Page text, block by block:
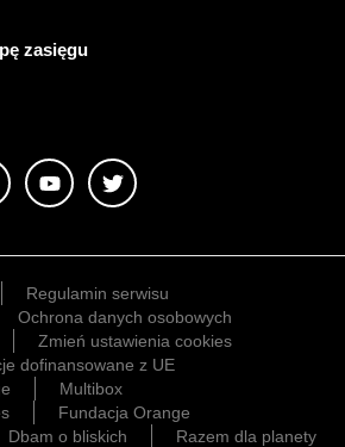
zasięgu
Regulamin serwisu
Ochrona danych osobowych
Zmień ustawienia cookies
dofinansowane z UE
Multibox
Fundacja Orange
Dbam o bliskich Razem dla planety